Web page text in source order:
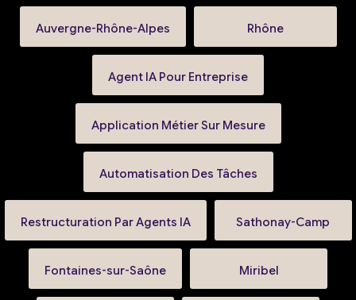
Auvergne-Rhône-Alpes Rhône
Agent IA Pour Entreprise
Application Métier Sur Mesure
Automatisation Des Tâches
Restructuration Par Agents IA Sathonay-Camp
Fontaines-sur-Saône Miribel